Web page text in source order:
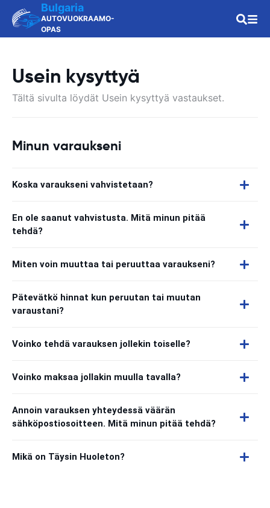
Bulgaria
AUTOVUOKRAAMO-
OPAS
Usein kysyttyä
Tältä sivulta löydät Usein kysyttyä vastaukset.
Minun varaukseni
Koska varaukseni vahvistetaan?
En ole saanut vahvistusta. Mitä minun pitää
tehdä?
Miten voin muuttaa tai peruuttaa varaukseni?
Pätevätkö hinnat kun peruutan tai muutan
varaustani?
Voinko tehdä varauksen jollekin toiselle?
Voinko maksaa jollakin muulla tavalla?
Annoin varauksen yhteydessä väärän
sähköpostiosoitteen. Mitä minun pitää tehdä?
Mikä on Täysin Huoleton?